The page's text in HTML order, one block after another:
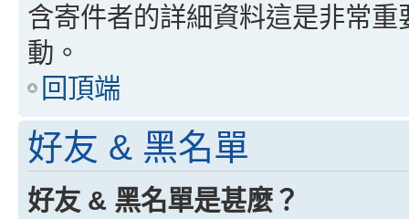
含寄件者的詳細資料這是非常
動。
回頂端
好友 & 黑名單
好友 & 黑名單是甚麼？